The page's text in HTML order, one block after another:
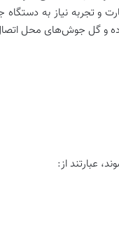
و تجربه نیاز به
و گل جوش‌های محل
عبارتند از: